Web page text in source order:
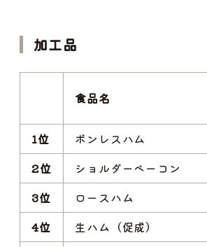
加工品
食品名
1位 ボンレスハム
2位
ショルダーベーコン
3位
ロースハム
4位
生ハム（促成）